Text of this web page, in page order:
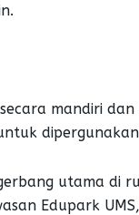
mandiri
utama di
Edupark